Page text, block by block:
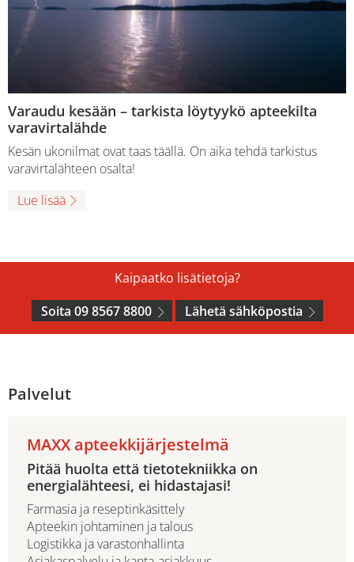
Varaudu kesään – tarkista löytyykö apteekilta
varavirtalähde
Kesän ukonilmat ovat taas täällä. On aika tehdä tarkistus
varavirtalähteen osalta!
Lue lisää
Kaipaatko lisätietoja?
Soita 09 8567 8800
Lähetä sähköpostia
Palvelut
MAXX apteekkijärjestelmä
Pitää huolta että tietotekniikka on
energialähteesi, ei hidastajasi!
Farmasia ja reseptinkäsittely
Apteekin johtaminen ja talous
Logistikka ja varastonhallinta